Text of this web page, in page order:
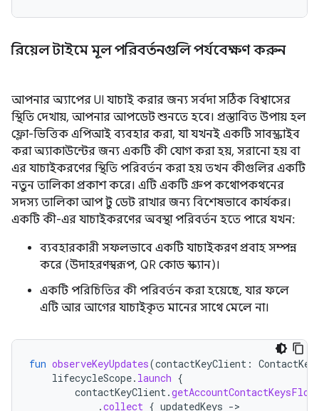
রিয়েল টাইমে মূল পরিবর্তনগুলি পর্যবেক্ষণ করুন
আপনার অ্যাপের UI যাচাই করার জন্য সর্বদা সঠিক বিশ্বাসের
স্থিতি দেখায়, আপনার আপডেট শুনতে হবে। প্রস্তাবিত উপায় হল
ফ্লো-ভিত্তিক এপিআই ব্যবহার করা, যা যখনই একটি সাবস্ক্রাইব
করা অ্যাকাউন্টের জন্য একটি কী যোগ করা হয়, সরানো হয় বা
এর যাচাইকরণের স্থিতি পরিবর্তন করা হয় তখন কীগুলির একটি
নতুন তালিকা প্রকাশ করে। এটি একটি গ্রুপ কথোপকথনের
সদস্য তালিকা আপ টু ডেট রাখার জন্য বিশেষভাবে কার্যকর।
একটি কী-এর যাচাইকরণের অবস্থা পরিবর্তন হতে পারে যখন:
ব্যবহারকারী সফলভাবে একটি যাচাইকরণ প্রবাহ সম্পন্ন
করে (উদাহরণস্বরূপ, QR কোড স্ক্যান)।
একটি পরিচিতির কী পরিবর্তন করা হয়েছে, যার ফলে
এটি আর আগের যাচাইকৃত মানের সাথে মেলে না।
fun observeKeyUpdates(contactKeyClient :
lifecycleScope. launch {
contactKeyClient.getAccountContactKeysFlow
.collect { updatedKeys -